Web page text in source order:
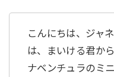
こんにちは、ジャ
は、まいける君か
ナベンチュラのミ